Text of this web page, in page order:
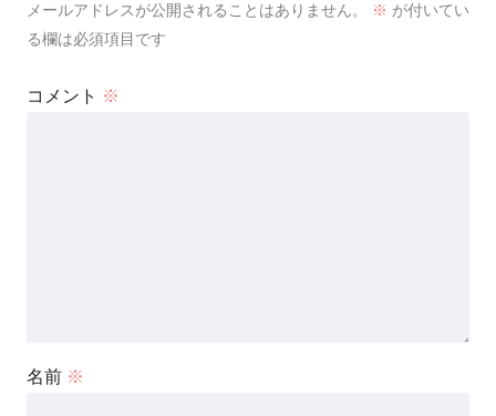
メールアドレスが公開されることはありません。 ※ が付いてい
る欄は必須項目です
コメント ※
名前 ※